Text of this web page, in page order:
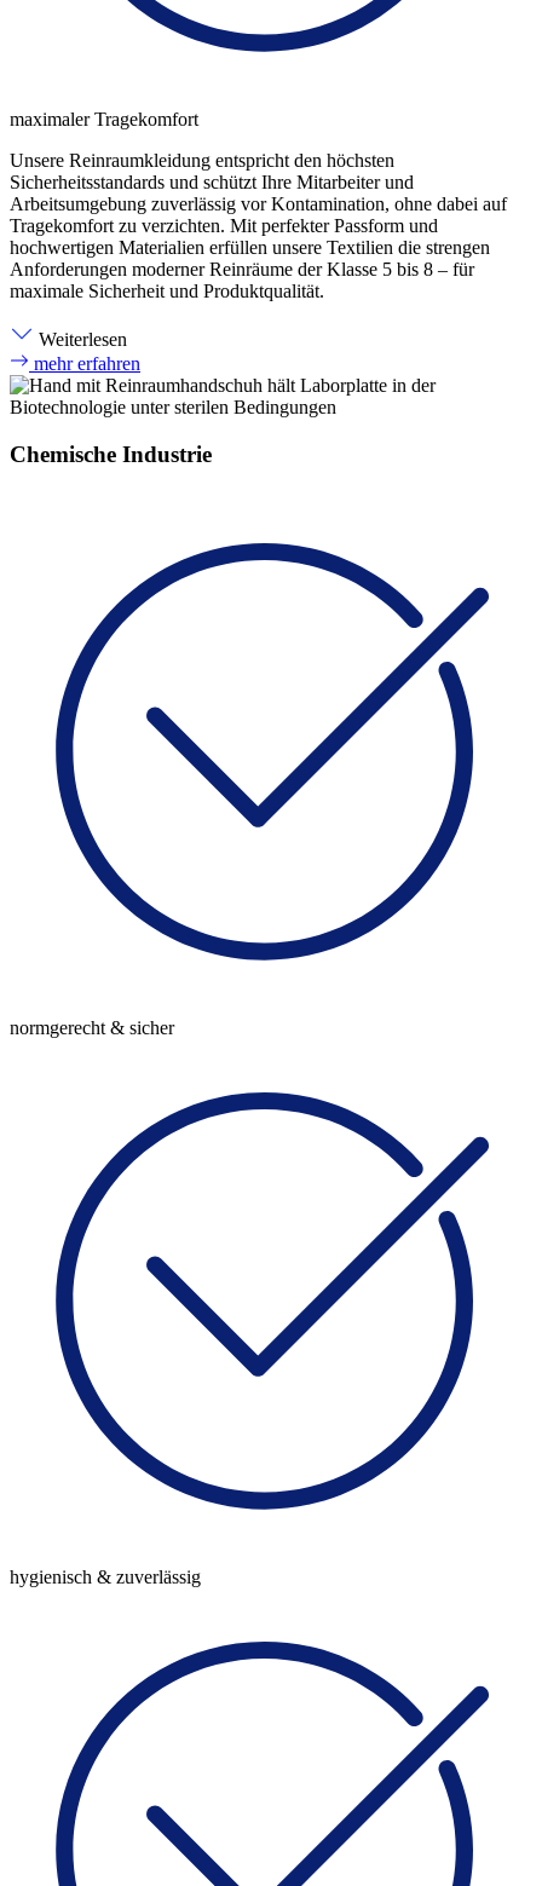
maximaler Tragekomfort
Unsere Reinraumkleidung entspricht den höchsten
Sicherheitsstandards und schützt Ihre Mitarbeiter und
Arbeitsumgebung zuverlässig vor Kontamination, ohne dabei auf
Tragekomfort zu verzichten. Mit perfekter Passform und
hochwertigen Materialien erfüllen unsere Textilien die strengen
Anforderungen moderner Reinräume der Klasse 5 bis 8 – für
maximale Sicherheit und Produktqualität.
Weiterlesen
mehr erfahren
Chemische Industrie
normgerecht & sicher
hygienisch & zuverlässig